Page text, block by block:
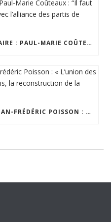
VU SUR BOULEVARD VOLTAIRE : PAUL-MARIE COÛTEAUX : “IL FAUT RECRÉER UNE VÉRITABLE DROITE AVEC L’ALLIANCE DES PARTIS DE DROITE”
BOULEVARD VOLTAIRE – JEAN-FRÉDÉRIC POISSON : « L’UNION DES DROITES EST UNE AFFAIRE DE PARTIS, LA RECONSTRUCTION DE LA FRANCE, L’AFFAIRE DU PEUPLE ! »